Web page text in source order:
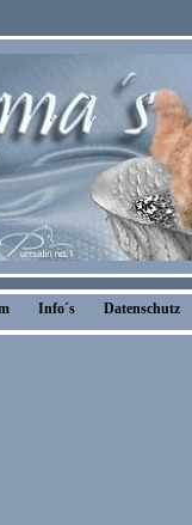
Info´s Datenschutz